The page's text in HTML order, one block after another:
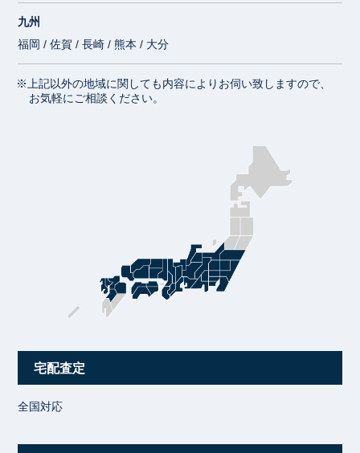
九州
福岡 / 佐賀 / 長崎 / 熊本 / 大分
※上記以外の地域に関しても内容によりお伺い致しますので、
お気軽にご相談ください。
宅配査定
全国対応